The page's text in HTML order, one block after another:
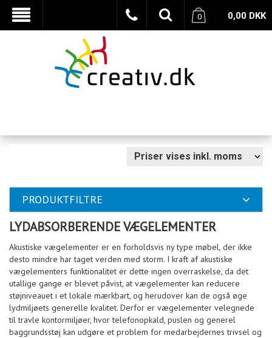
0,00 DKK
0
PRODUKTFILTRE
LYDABSORBERENDE VÆGELEMENTER
Akustiske vægelementer er en forholdsvis ny type møbel, der ikke
desto mindre har taget verden med storm. I kraft af akustiske
vægelementers funktionalitet er dette ingen overraskelse, da det
utallige gange er blevet påvist, at vægelementer kan reducere
støjniveauet i et lokale mærkbart, og herudover kan de også øge
lydmiljøets generelle kvalitet. Derfor er vægelementer velegnede
til travle kontormiljøer, hvor telefonopkald, puslen og generel
baggrundsstøj kan udgøre et problem for medarbejdernes trivsel og